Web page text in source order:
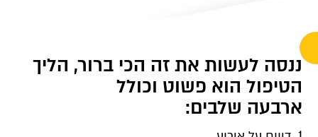
ננסה לעשות את זה הכי ברור, הליך
הטיפול הוא פשוט וכולל
ארבעה שלבים: